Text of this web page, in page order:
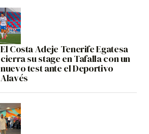
El Costa Adeje Tenerife Egatesa
cierra su stage en Tafalla con un
nuevo test ante el Deportivo
Alavés